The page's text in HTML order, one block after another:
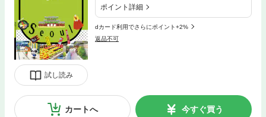
試し読み
ポイント詳細
dカード利用でさらにポイント+2%
返品不可
カートへ 今すぐ買う